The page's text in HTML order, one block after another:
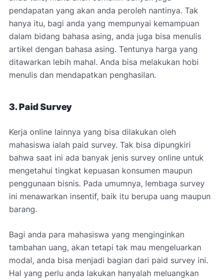
pendapatan yang akan anda peroleh nantinya. Tak
hanya itu, bagi anda yang mempunyai kemampuan
dalam bidang bahasa asing, anda juga bisa menulis
artikel dengan bahasa asing. Tentunya harga yang
ditawarkan lebih mahal. Anda bisa melakukan hobi
menulis dan mendapatkan penghasilan.
3. Paid Survey
Kerja online lainnya yang bisa dilakukan oleh
mahasiswa ialah paid survey. Tak bisa dipungkiri
bahwa saat ini ada banyak jenis survey online untuk
mengetahui tingkat kepuasan konsumen maupun
penggunaan bisnis. Pada umumnya, lembaga survey
ini menawarkan insentif, baik itu berupa uang maupun
barang.
Bagi anda para mahasiswa yang menginginkan
tambahan uang, akan tetapi tak mau mengeluarkan
modal, anda bisa menjadi bagian dari paid survey ini.
Hal yang perlu anda lakukan hanyalah meluangkan